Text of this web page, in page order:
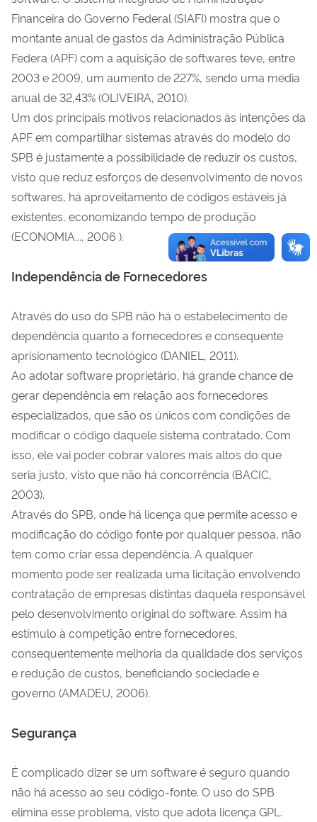
Financeira do Governo Federal (SIAFI) mostra que o
montante anual de gastos da Administração Pública
Federa (APF) com a aquisição de softwares teve, entre
2003 e 2009, um aumento de 227%, sendo uma média
anual de 32,43% (OLIVEIRA, 2010).
Um dos principais motivos relacionados às intenções da
APF em compartilhar sistemas através do modelo do
SPB é justamente a possibilidade de reduzir os custos,
visto que reduz esforços de desenvolvimento de novos
softwares, há aproveitamento de códigos estáveis já
existentes, economizando tempo de produção
(ECONOMIA..., 2006 ).
Independência de Fornecedores
Através do uso do SPB não há o estabelecimento de
dependência quanto a fornecedores e consequente
aprisionamento tecnológico (DANIEL, 2011).
Ao adotar software proprietário, há grande chance de
gerar dependência em relação aos fornecedores
especializados, que são os únicos com condições de
modificar o código daquele sistema contratado. Com
isso, ele vai poder cobrar valores mais altos do que
seria justo, visto que não há concorrência (BACIC,
2003).
Através do SPB, onde há licença que permite acesso e
modificação do código fonte por qualquer pessoa, não
tem como criar essa dependência. A qualquer
momento pode ser realizada uma licitação envolvendo
contratação de empresas distintas daquela responsável
pelo desenvolvimento original do software. Assim há
estímulo à competição entre fornecedores,
consequentemente melhoria da qualidade dos serviços
e redução de custos, beneficiando sociedade e
governo (AMADEU, 2006).
Segurança
É complicado dizer se um software é seguro quando
não há acesso ao seu código-fonte. O uso do SPB
elimina esse problema, visto que adota licença GPL.